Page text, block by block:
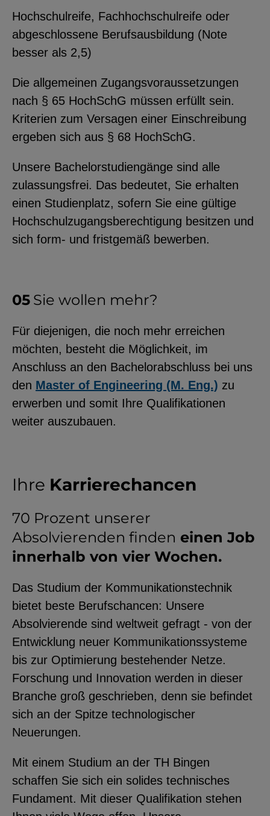
Hochschulreife, Fachhochschulreife oder
abgeschlossene Berufsausbildung (Note
besser als 2,5)
Die allgemeinen Zugangsvoraussetzungen
nach § 65 HochSchG müssen erfüllt sein.
Kriterien zum Versagen einer Einschreibung
ergeben sich aus § 68 HochSchG.
Unsere Bachelorstudiengänge sind alle
zulassungsfrei. Das bedeutet, Sie erhalten
einen Studienplatz, sofern Sie eine gültige
Hochschulzugangsberechtigung besitzen und
sich form- und fristgemäß bewerben.
Sie wollen mehr?
Für diejenigen, die noch mehr erreichen
möchten, besteht die Möglichkeit, im
Anschluss an den Bachelorabschluss bei uns
den Master of Engineering (M. Eng.) zu
erwerben und somit Ihre Qualifikationen
weiter auszubauen.
Ihre Karrierechancen
70 Prozent unserer
Absolvierenden finden einen Job
innerhalb von vier Wochen.
Das Studium der Kommunikationstechnik
bietet beste Berufschancen: Unsere
Absolvierende sind weltweit gefragt - von der
Entwicklung neuer Kommunikationssysteme
bis zur Optimierung bestehender Netze.
Forschung und Innovation werden in dieser
Branche groß geschrieben, denn sie befindet
sich an der Spitze technologischer
Neuerungen.
Mit einem Studium an der TH Bingen
schaffen Sie sich ein solides technisches
Fundament. Mit dieser Qualifikation stehen